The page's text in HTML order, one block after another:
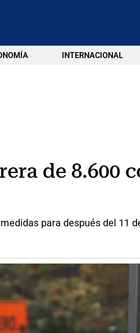
INTERNACIONAL
de 8.600
para después del 11